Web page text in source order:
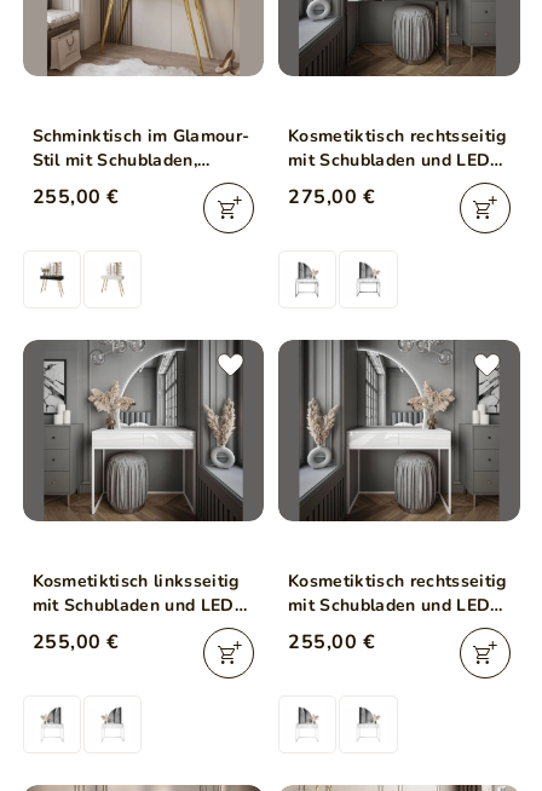
Schminktisch im Glamour-
Stil mit Schubladen,
Spiegel und LED-
Beleuchtung Olivine Elite
255,00 €
Kosmetiktisch rechtsseitig
mit Schubladen und LED-
Beleuchtung auf silbernen
Beinen Clarette Weiß
275,00 €
Kosmetiktisch linksseitig
mit Schubladen und LED-
Beleuchtung auf weißen
Beinen Clarette Weiß
255,00 €
Kosmetiktisch rechtsseitig
mit Schubladen und LED-
Beleuchtung auf weißen
Beinen Clarette Weiß
255,00 €